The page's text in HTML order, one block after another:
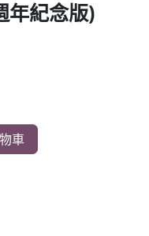
年紀念版)
車